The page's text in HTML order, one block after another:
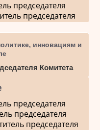
председателя
председателя
инновациям и
Комитета
председателя
председателя
председателя